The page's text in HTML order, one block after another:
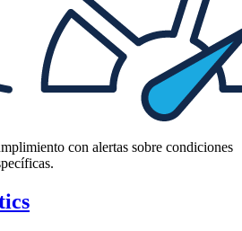
con alertas sobre condiciones